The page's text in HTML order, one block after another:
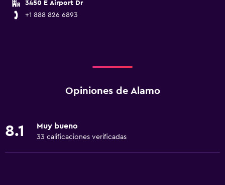
3450 E Airport Dr
+1 888 826 6893
Opiniones de Alamo
8.1 Muy bueno
33 calificaciones verificadas